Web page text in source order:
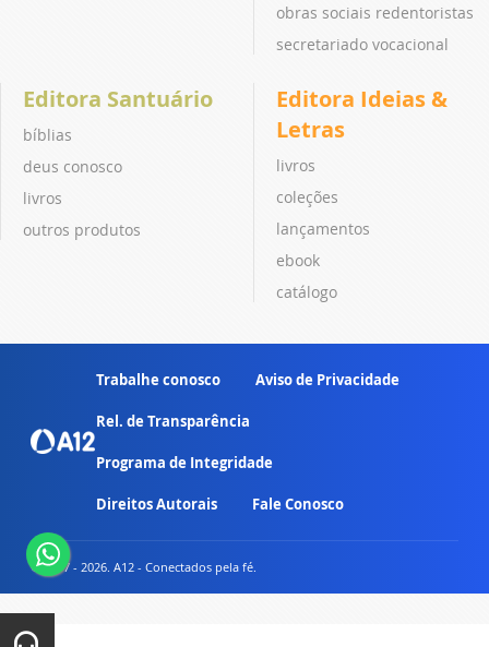
obras sociais redentoristas
secretariado vocacional
Editora Santuário
bíblias
deus conosco
livros
outros produtos
Editora Ideias &
Letras
livros
coleções
lançamentos
ebook
catálogo
Trabalhe conosco Aviso de Privacidade
Rel. de Transparência
Programa de Integridade
Direitos Autorais Fale Conosco
© 2007 - 2026. A12 - Conectados pela fé.